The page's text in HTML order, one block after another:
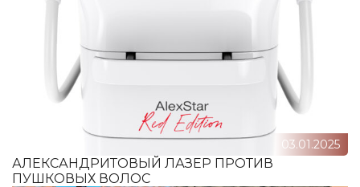
03.01.2025
АЛЕКСАНДРИТОВЫЙ ЛАЗЕР ПРОТИВ
ПУШКОВЫХ ВОЛОС